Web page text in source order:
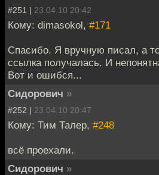
#251 | 23.04.10 20:42
Кому: dimasokol, #171
Спасибо. Я вручную писал, а
ссылка получалась. И
Вот и ошибся...
Сидорович »
#252 | 23.04.10 20:47
Кому: Тим Талер, #248
всё проехали.
Сидорович »